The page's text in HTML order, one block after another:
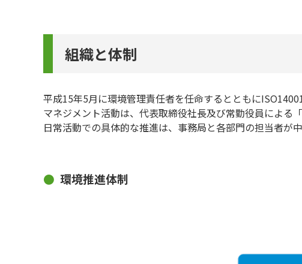
組織と体制
平成15年5月に環境管理責任者を任命するとともに
マネジメント活動は、代表取締役社長及び常勤役員による
日常活動での具体的な推進は、事務局と各部門の担当者が
環境推進体制